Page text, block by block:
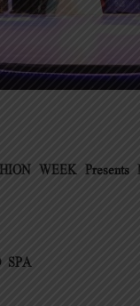
WEEK
SPA